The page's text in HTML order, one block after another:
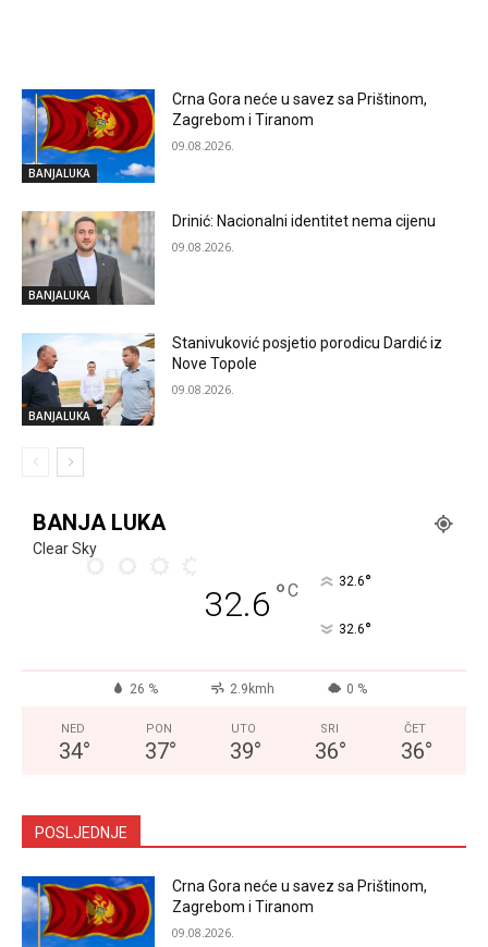
BANJALUKA
Crna Gora neće u savez sa Prištinom,
Zagrebom i Tiranom
09.08.2026.
BANJALUKA
Drinić: Nacionalni identitet nema cijenu
09.08.2026.
BANJALUKA
Stanivuković posjetio porodicu Dardić iz
Nove Topole
09.08.2026.
BANJA LUKA
Clear Sky
32.6 °C 32.6°
32.6°
26 % 2.9kmh 0 %
NED
34°
PON
37°
UTO
39°
SRI
36°
ČET
36°
POSLJEDNJE
Crna Gora neće u savez sa Prištinom,
Zagrebom i Tiranom
09.08.2026.